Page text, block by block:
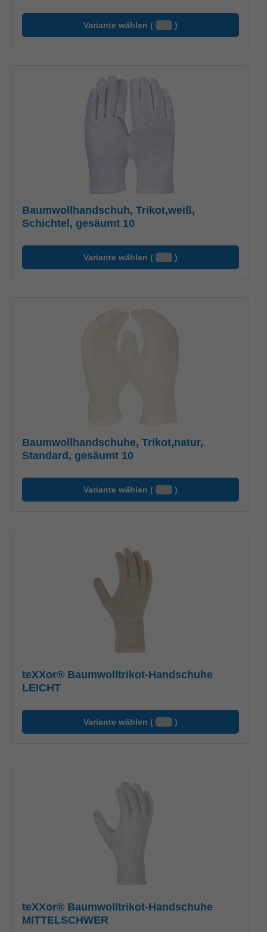
Variante wählen ( )
Baumwollhandschuh, Trikot,weiß,
Schichtel, gesäumt 10
Variante wählen ( )
Baumwollhandschuhe, Trikot,natur,
Standard, gesäumt 10
Variante wählen ( )
teXXor® Baumwolltrikot-Handschuhe
LEICHT
Variante wählen ( )
teXXor® Baumwolltrikot-Handschuhe
MITTELSCHWER